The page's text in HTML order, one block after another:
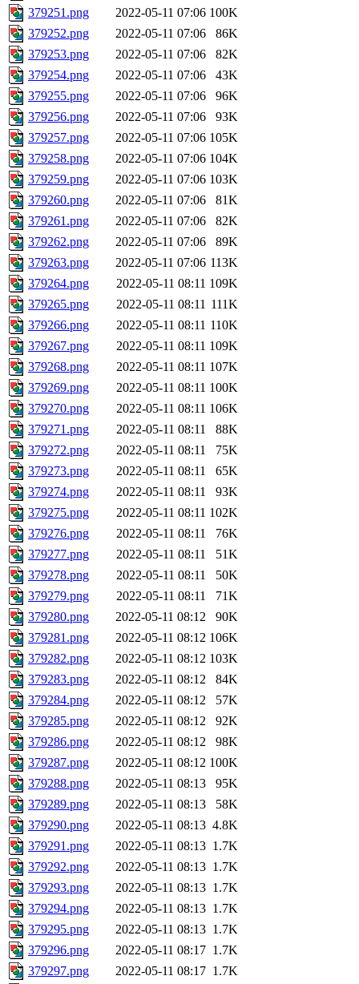
379251.png
2022-05-11 07:06 100K
379252.png
2022-05-11 07:06
86K
379253.png
2022-05-11 07:06
82K
379254.png
2022-05-11 07:06
43K
379255.png
2022-05-11 07:06
96K
379256.png
2022-05-11 07:06
93K
379257.png
2022-05-11 07:06 105K
379258.png
2022-05-11 07:06 104K
379259.png
2022-05-11 07:06 103K
379260.png
2022-05-11 07:06
81K
379261.png
2022-05-11 07:06
82K
379262.png
2022-05-11 07:06
89K
379263.png
2022-05-11 07:06 113K
379264.png
2022-05-11 08:11 109K
379265.png
2022-05-11 08:11 111K
379266.png
2022-05-11 08:11 110K
379267.png
2022-05-11 08:11 109K
379268.png
2022-05-11 08:11 107K
379269.png
2022-05-11 08:11 100K
379270.png
2022-05-11 08:11 106K
379271.png
2022-05-11 08:11
88K
379272.png
2022-05-11 08:11
75K
379273.png
2022-05-11 08:11
65K
379274.png
2022-05-11 08:11
93K
379275.png
2022-05-11 08:11 102K
379276.png
2022-05-11 08:11
76K
379277.png
2022-05-11 08:11
51K
379278.png
2022-05-11 08:11
50K
379279.png
2022-05-11 08:11
71K
379280.png
2022-05-11 08:12
90K
379281.png
2022-05-11 08:12 106K
379282.png
2022-05-11 08:12 103K
379283.png
2022-05-11 08:12
84K
379284.png
2022-05-11 08:12
57K
379285.png
2022-05-11 08:12
92K
379286.png
2022-05-11 08:12
98K
379287.png
2022-05-11 08:12 100K
379288.png
2022-05-11 08:13
95K
379289.png
2022-05-11 08:13
58K
379290.png
2022-05-11 08:13 4.8K
379291.png
2022-05-11 08:13 1.7K
379292.png
2022-05-11 08:13 1.7K
379293.png
2022-05-11 08:13 1.7K
379294.png
2022-05-11 08:13 1.7K
379295.png
2022-05-11 08:13 1.7K
379296.png
2022-05-11 08:17 1.7K
379297.png
2022-05-11 08:17 1.7K